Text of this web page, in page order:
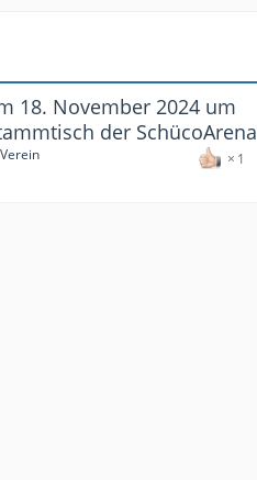
18. November 2024 um
der SchücoArena
1